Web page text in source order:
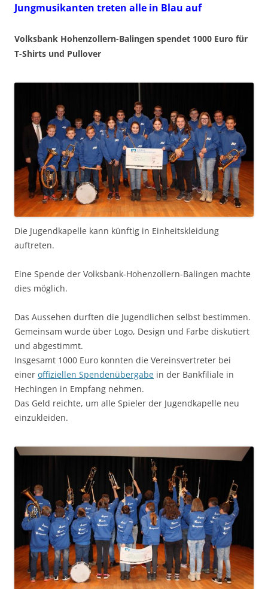
Jungmusikanten treten alle in Blau auf
Volksbank Hohenzollern-Balingen spendet 1000 Euro für
T-Shirts und Pullover
Die Jugendkapelle kann künftig in Einheitskleidung
auftreten.
Eine Spende der Volksbank-Hohenzollern-Balingen machte
dies möglich.
Das Aussehen durften die Jugendlichen selbst bestimmen.
Gemeinsam wurde über Logo, Design und Farbe diskutiert
und abgestimmt.
Insgesamt 1000 Euro konnten die Vereinsvertreter bei
einer offiziellen Spendenübergabe in der Bankfiliale in
Hechingen in Empfang nehmen.
Das Geld reichte, um alle Spieler der Jugendkapelle neu
einzukleiden.